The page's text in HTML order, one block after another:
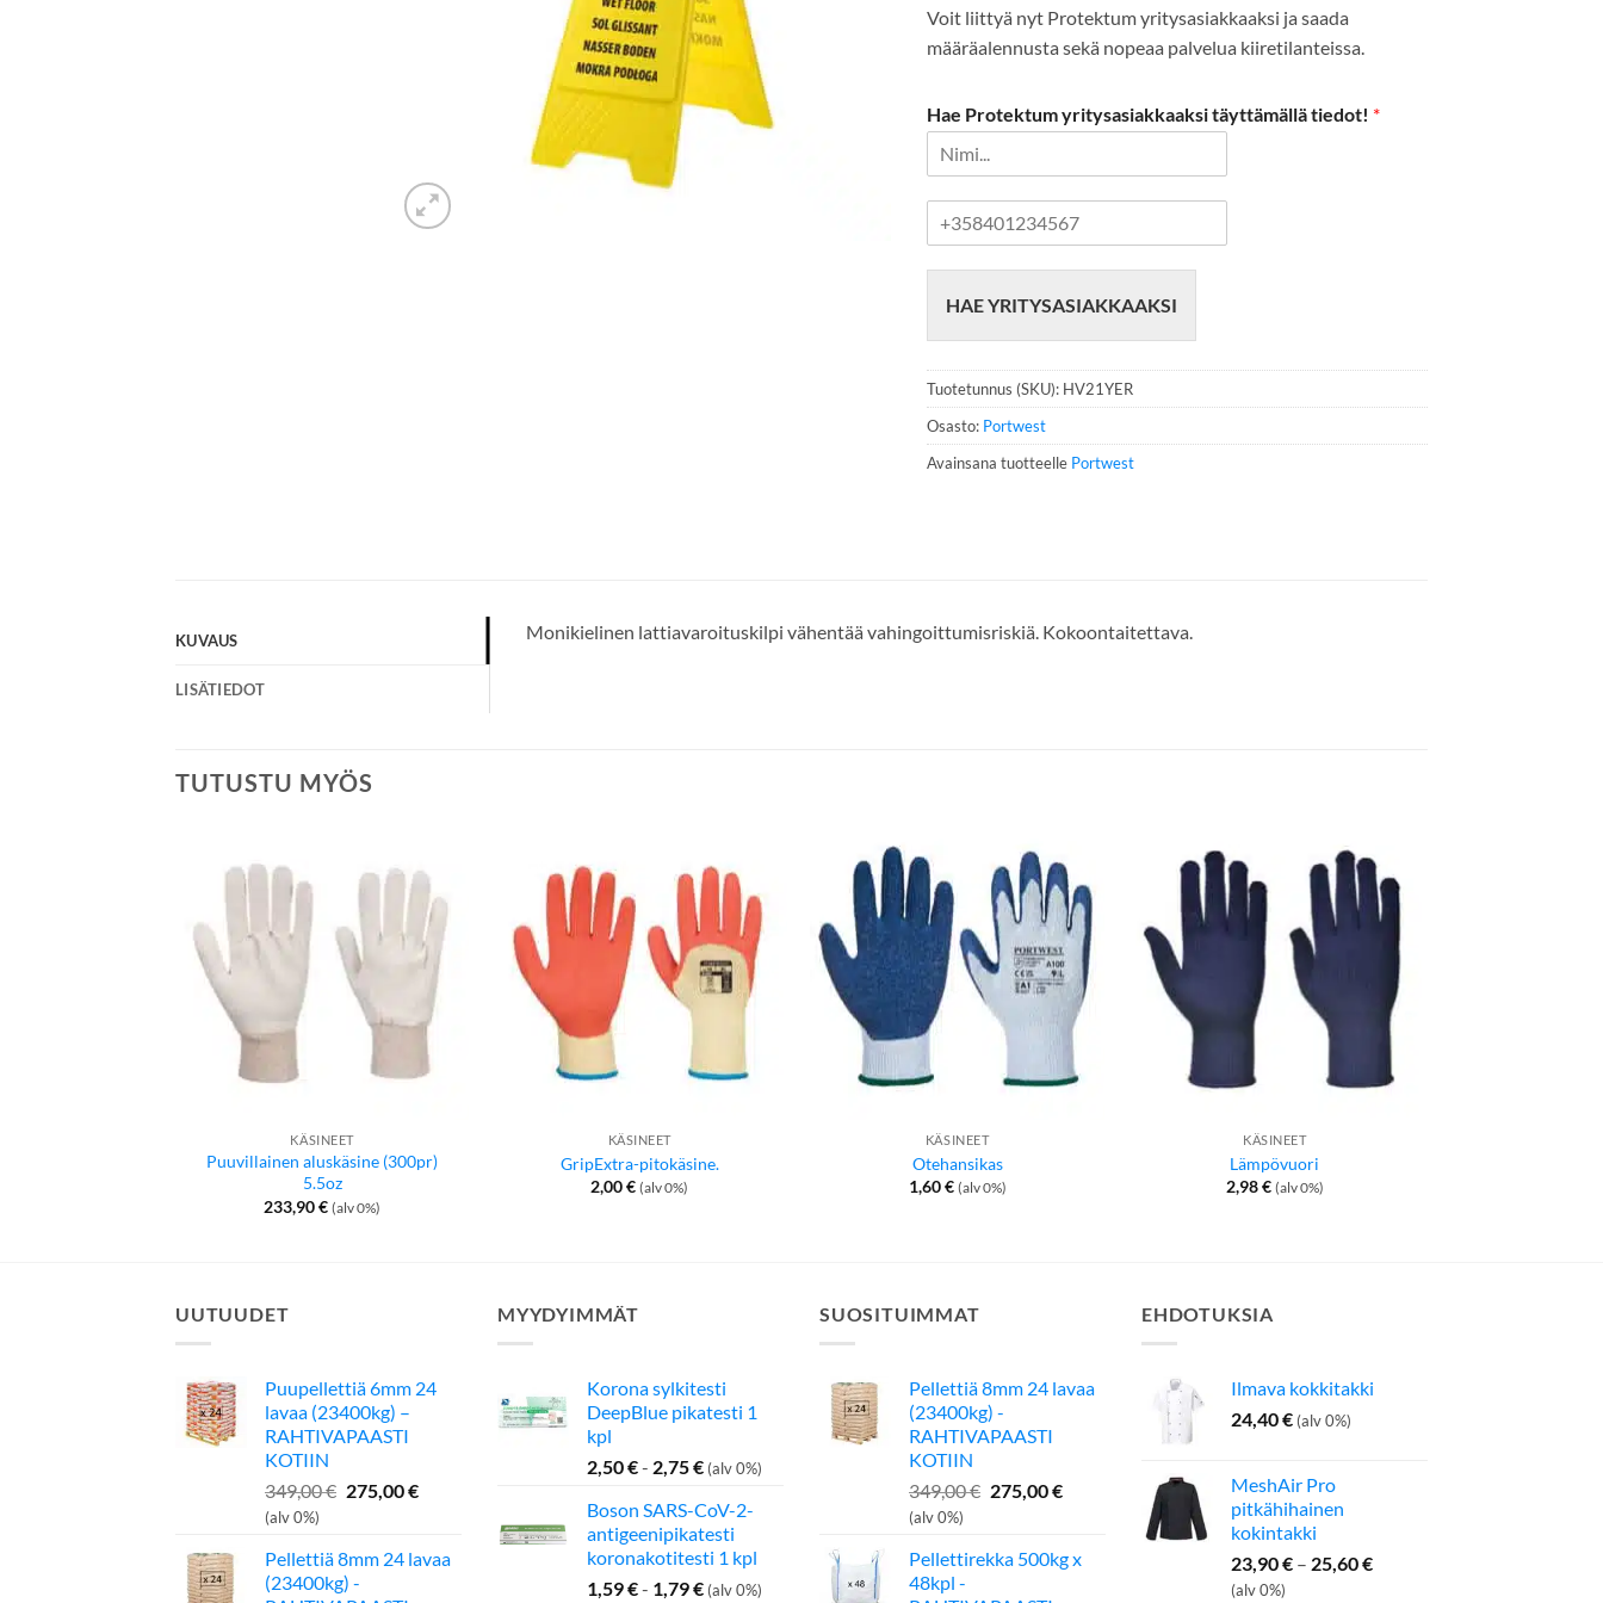
Voit liittyä nyt Protektum yritysasiakkaaksi ja saada
määräalennusta sekä nopeaa palvelua kiiretilanteissa.
Hae Protektum yritysasiakkaaksi täyttämällä tiedot! *
n
u
m
e
r
HAE YRITYSASIAKKAAKSI
Tuotetunnus (SKU): HV21YER
Osasto: Portwest
Avainsana tuotteelle Portwest
KUVAUS
LISÄTIEDOT
Monikielinen lattiavaroituskilpi vähentää vahingoittumisriskiä. Kokoontaitettava.
TUTUSTU MYÖS
KÄSINEET
Puuvillainen aluskäsine (300pr)
5.5oz
233,90€ (alv 0%)
KÄSINEET
GripExtra-pitokäsine.
2,00€ (alv 0%)
KÄSINEET
Otehansikas
1,60€ (alv 0%)
KÄSINEET
Lämpövuori
2,98€ (alv 0%)
UUTUUDET
Puupellettiä 6mm 24
lavaa (23400kg) –
RAHTIVAPAASTI
KOTIIN
349,00€ Alkuperäinen
349,00 €.
275,00€Nykyinen
275,00 €.
(alv 0%)
Pellettiä 8mm 24 lavaa
(23400kg) -
MYYDYIMMÄT
Korona sylkitesti
DeepBlue pikatesti 1
kpl
2,50€- 2,75€ (alv 0%)
Boson SARS-CoV-2-
antigeenipikatesti
koronakotitesti 1 kpl
1,59€- 1,79€ (alv 0%)
SUOSITUIMMAT
Pellettiä 8mm 24 lavaa
(23400kg) -
RAHTIVAPAASTI
KOTIIN
349,00€ Alkuperäinen
349,00 €.
275,00€Nykyinen
275,00 €.
(alv 0%)
Pellettirekka 500kg x
48kpl -
EHDOTUKSIA
Ilmava kokkitakki
24,40€ (alv 0%)
MeshAir Pro
pitkähihainen
kokintakki
23,90€ – 25,60€Hintaluokka:
(alv 0%)